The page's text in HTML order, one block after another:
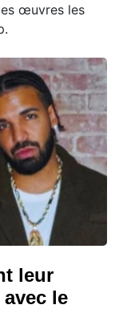
œuvres les
leur
le